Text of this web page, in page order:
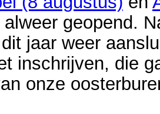
geopend.
jaar weer
inschrijven, die
onze